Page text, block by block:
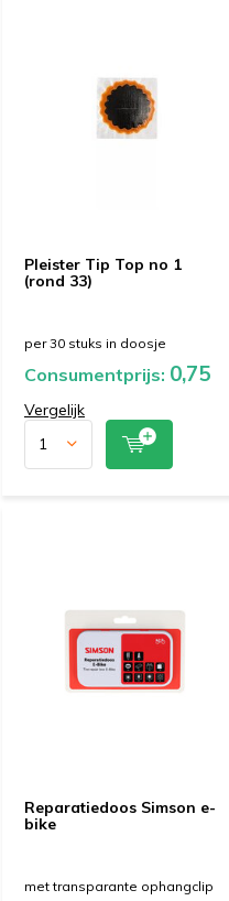
Pleister Tip Top no 1
(rond 33)
per 30 stuks in doosje
Consumentprijs: 0,75
Vergelijk
Reparatiedoos Simson e-
bike
met transparante ophangclip